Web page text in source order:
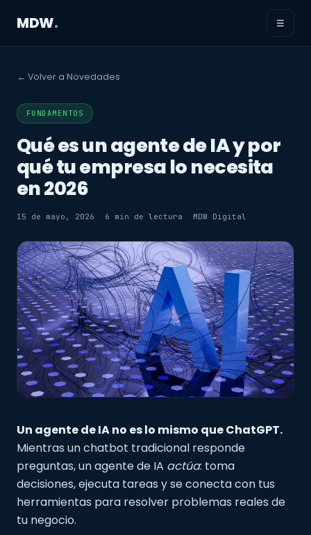
MDW. ☰
← Volver a Novedades
FUNDAMENTOS
Qué es un agente de IA y por
qué tu empresa lo necesita
en 2026
15 de mayo, 2026 6 min de lectura MDW Digital
Un agente de IA no es lo mismo que ChatGPT.
Mientras un chatbot tradicional responde
preguntas, un agente de IA actúa: toma
decisiones, ejecuta tareas y se conecta con tus
herramientas para resolver problemas reales de
tu negocio.